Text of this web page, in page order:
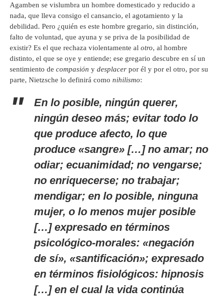
Agamben se vislumbra un hombre domesticado y reducido a
nada, que lleva consigo el cansancio, el agotamiento y la
debilidad. Pero ¿quién es este hombre gregario, sin distinción,
falto de voluntad, que ayuna y se priva de la posibilidad de
existir? Es el que rechaza violentamente al otro, al hombre
distinto, el que se oye y entiende; ese gregario descubre en sí un
sentimiento de compasión y desplacer por él y por el otro, por su
parte, Nietzsche lo definirá como nihilismo:
En lo posible, ningún querer,
ningún deseo más; evitar todo lo
que produce afecto, lo que
produce «sangre» […] no amar; no
odiar; ecuanimidad; no vengarse;
no enriquecerse; no trabajar;
mendigar; en lo posible, ninguna
mujer, o lo menos mujer posible
[…] expresado en términos
psicológico-morales: «negación
de sí», «santificación»; expresado
en términos fisiológicos: hipnosis
[…] en el cual la vida continúa